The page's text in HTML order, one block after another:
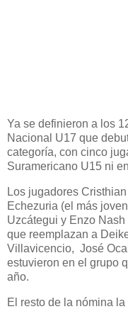
Ya se definieron a los
Nacional U17 que
categoría, con cinco
Suramericano U15 ni
Los jugadores
Echezuria (el más
Uzcátegui y Enzo
que reemplazan a
Villavicencio, José
estuvieron en el grupo
año.
El resto de la nómina